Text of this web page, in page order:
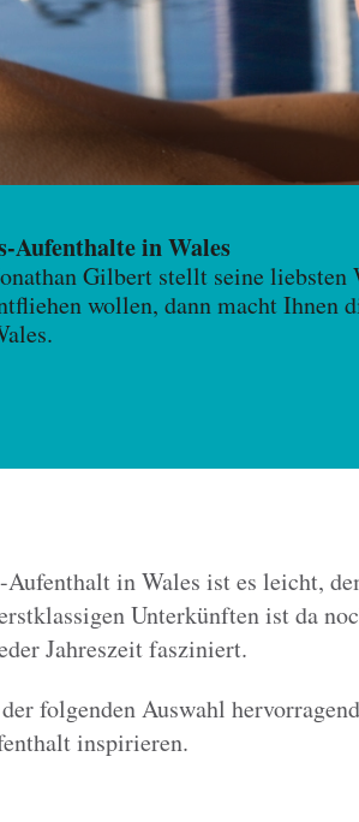
Aufenthalte in Wales
Gilbert stellt seine liebsten
wollen, dann macht Ihnen
in Wales ist es leicht,
Unterkünften ist da
Jahreszeit fasziniert.
folgenden Auswahl
inspirieren.